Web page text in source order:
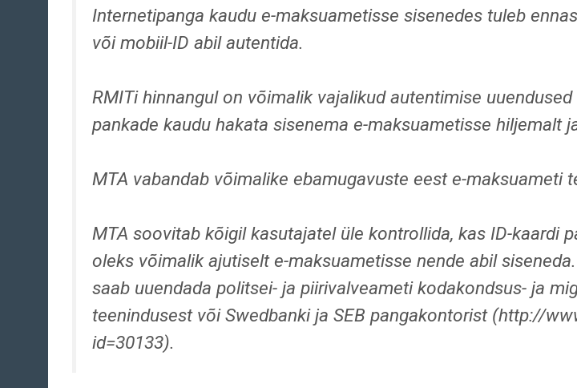
Internetipanga kaudu e-maksuametisse sisenedes tuleb
või mobiil-ID abil autentida.
RMITi hinnangul on võimalik vajalikud autentimise
pankade kaudu hakata sisenema e-maksuametisse hiljemalt
MTA vabandab võimalike ebamugavuste eest e-maksuameti
MTA soovitab kõigil kasutajatel üle kontrollida, kas ID-kaardi
oleks võimalik ajutiselt e-maksuametisse nende abil
saab uuendada politsei- ja piirivalveameti kodakondsus- ja
teenindusest või Swedbanki ja SEB pangakontorist (http://
id=30133).